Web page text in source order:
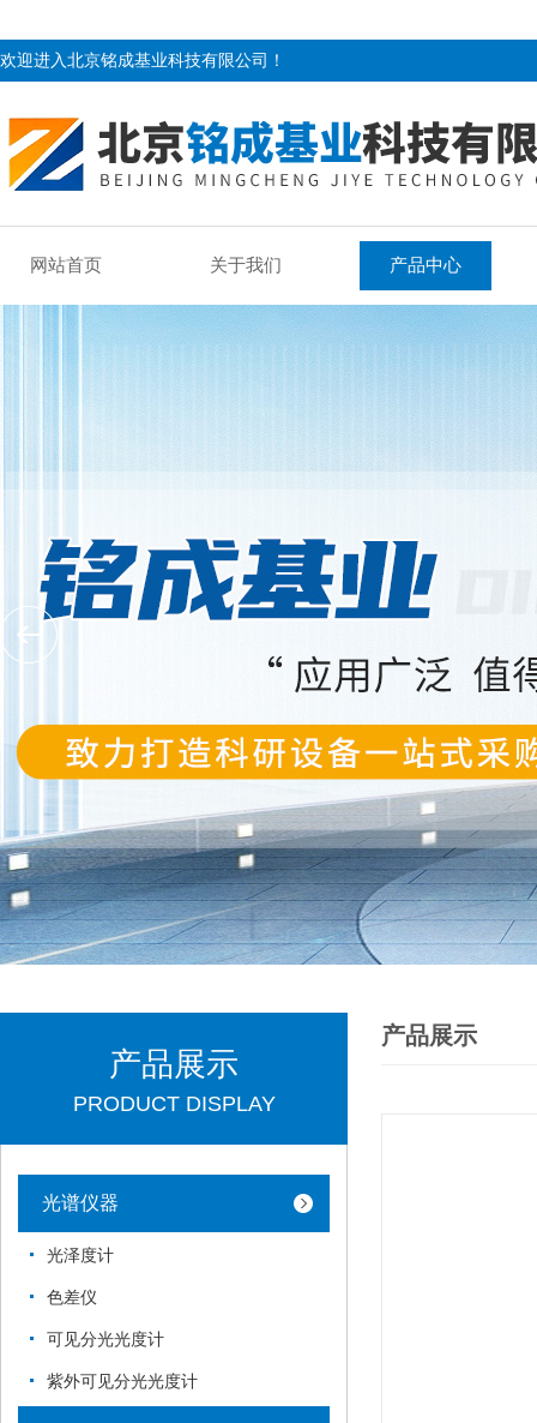
欢迎进入北京铭成基业科技有限公司！
网站首页 关于我们 产品中心
产品展示
PRODUCT DISPLAY
光谱仪器
光泽度计
色差仪
可见分光光度计
紫外可见分光光度计
产品展示